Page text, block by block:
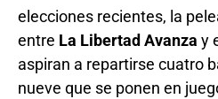
elecciones recientes, la
entre La Libertad Avanza y
aspiran a repartirse cuatro
nueve que se ponen en